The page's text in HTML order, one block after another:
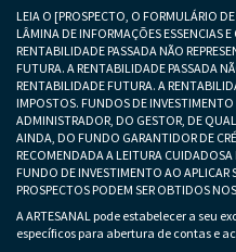
LEIA O [PROSPECTO, O FORMULÁRIO
LÂMINA DE INFORMAÇÕES ESSENCIAS
RENTABILIDADE PASSADA NÃO
FUTURA. A RENTABILIDADE PASSADA
RENTABILIDADE FUTURA. A
IMPOSTOS. FUNDOS DE
ADMINISTRADOR, DO GESTOR, DE
AINDA, DO FUNDO GARANTIDOR DE
RECOMENDADA A LEITURA
FUNDO DE INVESTIMENTO AO APLICAR
PROSPECTOS PODEM SER OBTIDOS
A ARTESANAL pode estabelecer a seu
específicos para abertura de contas e